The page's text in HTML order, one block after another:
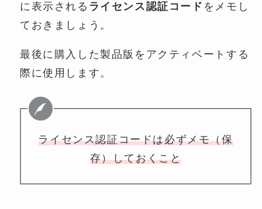
に表示される ライセンス認証コード をメモし
ておきましょう。
最後に購入した製品版をアクティベートする
際に使用します。
ライセンス認証コードは必ずメモ（保
存）しておくこと